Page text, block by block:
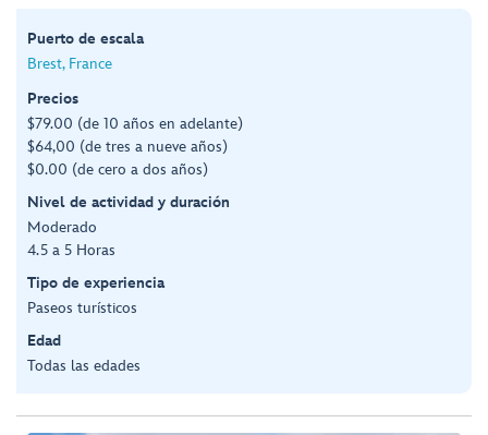
Puerto de escala
Brest, France
Precios
$79.00 (de 10 años en adelante)
$64,00 (de tres a nueve años)
$0.00 (de cero a dos años)
Nivel de actividad y duración
Moderado
4.5 a 5 Horas
Tipo de experiencia
Paseos turísticos
Edad
Todas las edades